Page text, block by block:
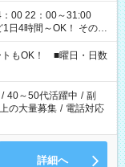
00 22：00～31:00
間～OK！ その他
ださい！
もOK！ ■曜日・日数
/ 40～50代活躍中 / 副
の大量募集 / 電話対応
詳細へ